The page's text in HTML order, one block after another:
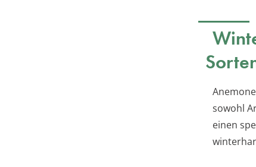
sowohl
einen